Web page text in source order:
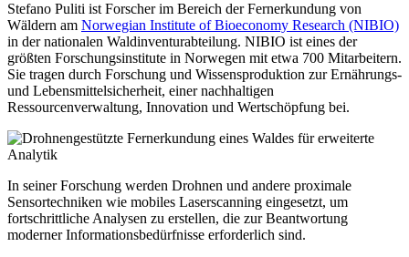
Stefano Puliti ist Forscher im Bereich der Fernerkundung von
Wäldern am Norwegian Institute of Bioeconomy Research (NIBIO)
in der nationalen Waldinventurabteilung. NIBIO ist eines der
größten Forschungsinstitute in Norwegen mit etwa 700 Mitarbeitern.
Sie tragen durch Forschung und Wissensproduktion zur Ernährungs-
und Lebensmittelsicherheit, einer nachhaltigen
Ressourcenverwaltung, Innovation und Wertschöpfung bei.
In seiner Forschung werden Drohnen und andere proximale
Sensortechniken wie mobiles Laserscanning eingesetzt, um
fortschrittliche Analysen zu erstellen, die zur Beantwortung
moderner Informationsbedürfnisse erforderlich sind.